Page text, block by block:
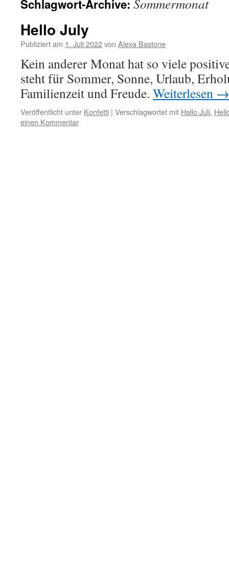
Schlagwort-Archive: Sommermonat
Hello July
Publiziert am 1. Juli 2022von Alexa Bastone
Kein anderer Monat hat so viele
steht für Sommer, Sonne, Urlaub,
Familienzeit und Freude. Weiterlesen →
Veröffentlicht unter Konfetti | Verschlagwortet mit Hallo Juli,
einen Kommentar